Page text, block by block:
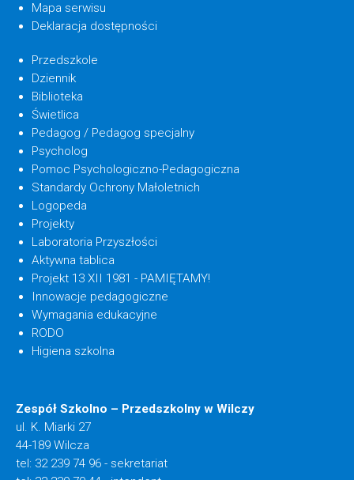
Mapa serwisu
Deklaracja dostępności
Przedszkole
Dziennik
Biblioteka
Świetlica
Pedagog / Pedagog specjalny
Psycholog
Pomoc Psychologiczno-Pedagogiczna
Standardy Ochrony Małoletnich
Logopeda
Projekty
Laboratoria Przyszłości
Aktywna tablica
Projekt 13 XII 1981 - PAMIĘTAMY!
Innowacje pedagogiczne
Wymagania edukacyjne
RODO
Higiena szkolna
Zespół Szkolno – Przedszkolny w Wilczy
ul. K. Miarki 27
44-189 Wilcza
tel: 32 239 74 96 - sekretariat